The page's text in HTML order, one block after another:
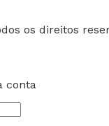
os direitos
conta